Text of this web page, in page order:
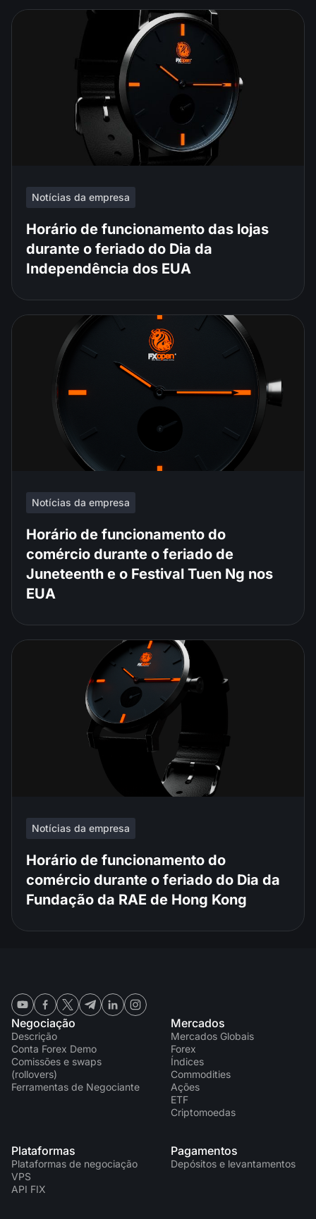
Notícias da empresa
Horário de funcionamento das lojas
durante o feriado do Dia da
Independência dos EUA
Notícias da empresa
Horário de funcionamento do
comércio durante o feriado de
Juneteenth e o Festival Tuen Ng nos
EUA
Notícias da empresa
Horário de funcionamento do
comércio durante o feriado do Dia da
Fundação da RAE de Hong Kong
Negociação
Descrição
Conta Forex Demo
Comissões e swaps
(rollovers)
Ferramentas de Negociante
Mercados
Mercados Globais
Forex
Índices
Commodities
Ações
ETF
Criptomoedas
Plataformas
Plataformas de negociação
VPS
API FIX
Pagamentos
Depósitos e levantamentos